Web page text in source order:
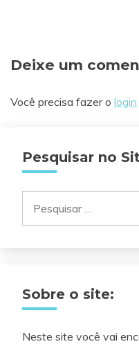
Deixe um
Você precisa fazer o login
Pesquisar no
por:
Sobre o site:
Neste site você vai